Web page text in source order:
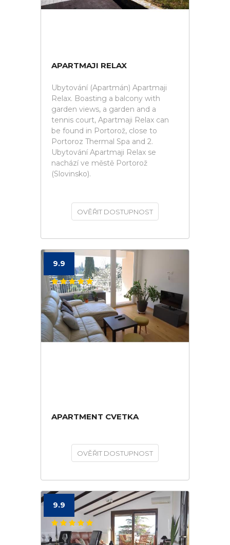
APARTMAJI RELAX
Ubytování (Apartmán) Apartmaji
Relax. Boasting a balcony with
garden views, a garden and a
tennis court, Apartmaji Relax can
be found in Portorož, close to
Portoroz Thermal Spa and 2.
Ubytování Apartmaji Relax se
nachází ve městě Portorož
(Slovinsko).
OVĚŘIT DOSTUPNOST
9.9
APARTMENT CVETKA
OVĚŘIT DOSTUPNOST
9.9